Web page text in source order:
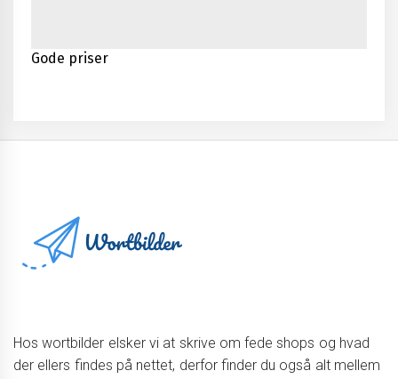
Gode priser
Hos wortbilder elsker vi at skrive om fede shops og hvad
der ellers findes på nettet, derfor finder du også alt mellem